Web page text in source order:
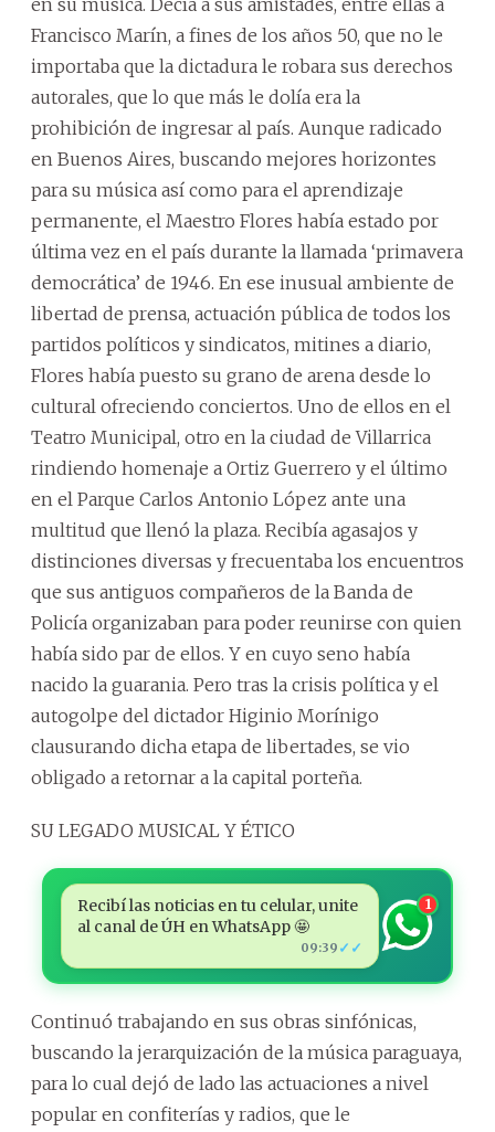
Francisco Marín, a fines de los años 50, que no le
importaba que la dictadura le robara sus derechos
autorales, que lo que más le dolía era la
prohibición de ingresar al país. Aunque radicado
en Buenos Aires, buscando mejores horizontes
para su música así como para el aprendizaje
permanente, el Maestro Flores había estado por
última vez en el país durante la llamada ‘primavera
democrática’ de 1946. En ese inusual ambiente de
libertad de prensa, actuación pública de todos los
partidos políticos y sindicatos, mitines a diario,
Flores había puesto su grano de arena desde lo
cultural ofreciendo conciertos. Uno de ellos en el
Teatro Municipal, otro en la ciudad de Villarrica
rindiendo homenaje a Ortiz Guerrero y el último
en el Parque Carlos Antonio López ante una
multitud que llenó la plaza. Recibía agasajos y
distinciones diversas y frecuentaba los encuentros
que sus antiguos compañeros de la Banda de
Policía organizaban para poder reunirse con quien
había sido par de ellos. Y en cuyo seno había
nacido la guarania. Pero tras la crisis política y el
autogolpe del dictador Higinio Morínigo
clausurando dicha etapa de libertades, se vio
obligado a retornar a la capital porteña.
SU LEGADO MUSICAL Y ÉTICO
Recibí las noticias en tu celular, unite
al canal de ÚH en WhatsApp 🤩
09:39 ✓✓
1
Continuó trabajando en sus obras sinfónicas,
buscando la jerarquización de la música paraguaya,
para lo cual dejó de lado las actuaciones a nivel
popular en confiterías y radios, que le